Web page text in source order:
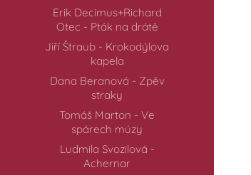
Erik Decimus+Richard
Otec - Pták na drátě
Jiří Štraub - Krokodýlova
kapela
Dana Beranová - Zpěv
straky
Tomáš Marton - Ve
spárech múzy
Ludmila Svozilová -
Achernar